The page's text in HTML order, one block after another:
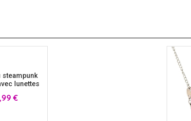
SAINT NICOLAS SERIE TV
steampunk
lunettes
€